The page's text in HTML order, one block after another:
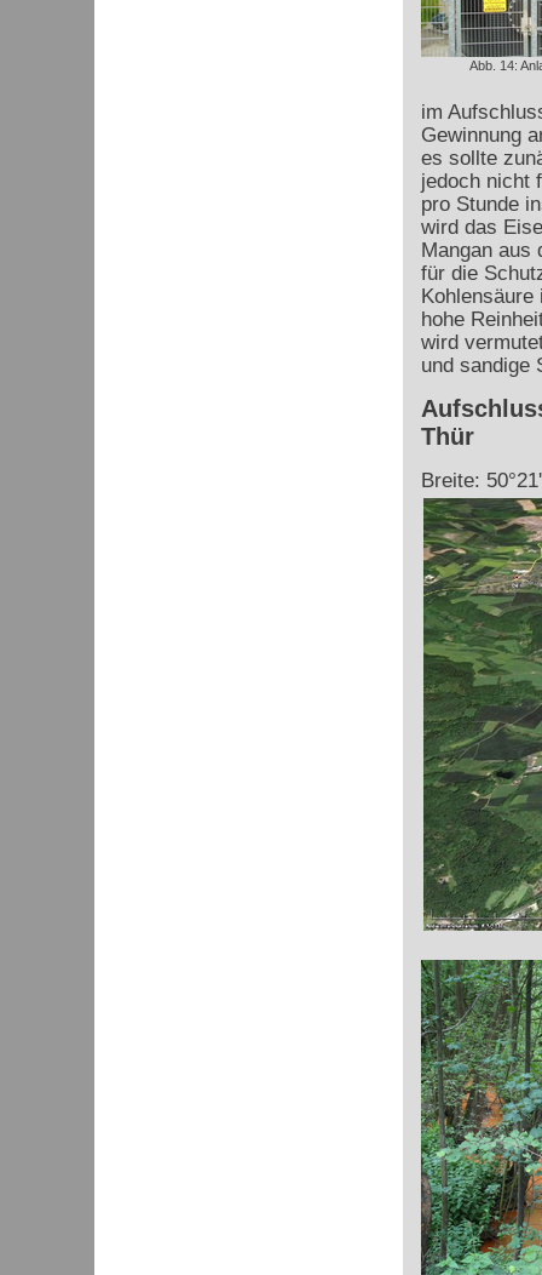
Abb. 14:
im
Gewinnung
es sollte
jedoch nicht
pro Stunde
wird das
Mangan aus
für die
hohe
wird
und sandige
Thür
Breite: